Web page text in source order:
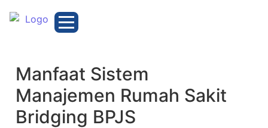
Manfaat Sistem
Manajemen Rumah Sakit
Bridging BPJS